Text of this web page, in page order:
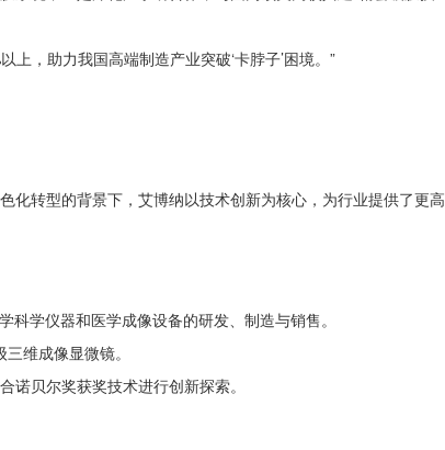
，助力我国高端制造产业突破‘卡脖子’困境。”
化转型的背景下，艾博纳以技术创新为核心，为行业提供了更高
学仪器和医学成像设备的研发、制造与销售。
维成像显微镜。
贝尔奖获奖技术进行创新探索。